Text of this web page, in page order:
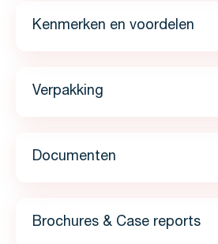
Kenmerken en voordelen
Verpakking
Documenten
Brochures & Case reports